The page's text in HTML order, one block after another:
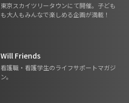
東京スカイツリータウンにて開催。子ども
も大人もみんなで楽しめる企画が満載！
Will Friends
看護職・看護学生のライフサポートマガジ
ン。